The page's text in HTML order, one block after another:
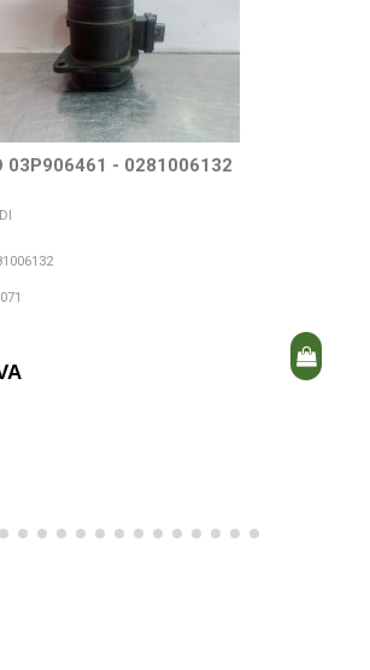
03P906461 - 0281006132